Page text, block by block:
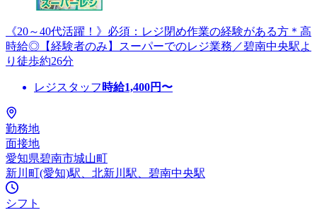
《20～40代活躍！》必須：レジ閉め作業の経験がある方＊高
時給◎【経験者のみ】スーパーでのレジ業務／碧南中央駅よ
り徒歩約26分
レジスタッフ 時給1,400円〜
勤務地
面接地
愛知県碧南市城山町
新川町(愛知)駅、北新川駅、碧南中央駅
シフト